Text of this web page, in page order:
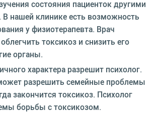
состояния пациенток другими
В нашей клинике есть возможность
у физиотерапевта. Врач
токсикоз и снизить его
органы.
характера разрешит психолог.
разрешить семейные проблемы
закончится токсикоз. Психолог
борьбы с токсикозом.